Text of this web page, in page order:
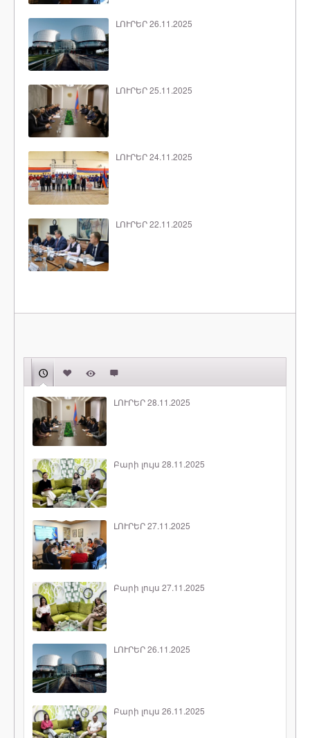
ԼՈՒՐԵՐ 26.11.2025
ԼՈՒՐԵՐ 25.11.2025
ԼՈՒՐԵՐ 24.11.2025
ԼՈՒՐԵՐ 22.11.2025
ԼՈՒՐԵՐ 28.11.2025
Բարի լույս 28.11.2025
ԼՈՒՐԵՐ 27.11.2025
Բարի լույս 27.11.2025
ԼՈՒՐԵՐ 26.11.2025
Բարի լույս 26.11.2025